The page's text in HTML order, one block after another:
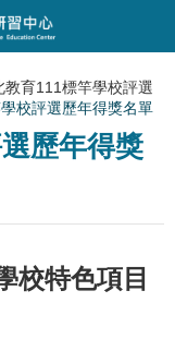
教育111標竿學校評選
校評選歷年得獎名單
歷年得獎
校特色項目